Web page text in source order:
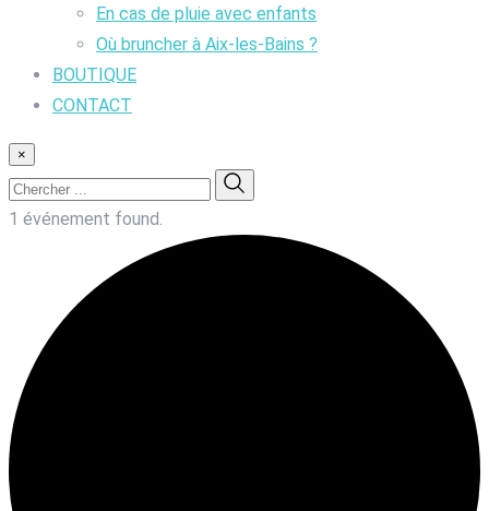
En cas de pluie avec enfants
Où bruncher à Aix-les-Bains ?
BOUTIQUE
CONTACT
×
1 événement found.